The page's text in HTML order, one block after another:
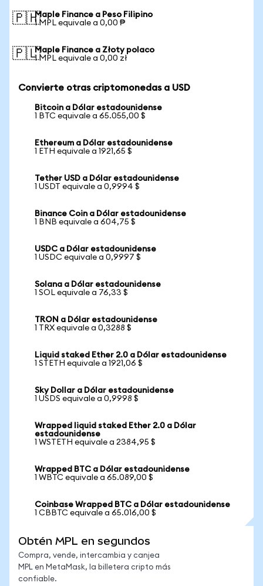
🇵🇭Maple Finance a Peso Filipino
1 MPL equivale a 0,00 ₱
🇵🇱Maple Finance a Złoty polaco
1 MPL equivale a 0,00 zł
Convierte otras criptomonedas a USD
Bitcoin a Dólar estadounidense
1 BTC equivale a 65.055,00 $
Ethereum a Dólar estadounidense
1 ETH equivale a 1921,65 $
Tether USD a Dólar estadounidense
1 USDT equivale a 0,9994 $
Binance Coin a Dólar estadounidense
1 BNB equivale a 604,75 $
USDC a Dólar estadounidense
1 USDC equivale a 0,9997 $
Solana a Dólar estadounidense
1 SOL equivale a 76,33 $
TRON a Dólar estadounidense
1 TRX equivale a 0,3288 $
Liquid staked Ether 2.0 a Dólar estadounidense
1 STETH equivale a 1921,06 $
Sky Dollar a Dólar estadounidense
1 USDS equivale a 0,9998 $
Wrapped liquid staked Ether 2.0 a Dólar
estadounidense
1 WSTETH equivale a 2384,95 $
Wrapped BTC a Dólar estadounidense
1 WBTC equivale a 65.089,00 $
Coinbase Wrapped BTC a Dólar estadounidense
1 CBBTC equivale a 65.016,00 $
Obtén MPL en segundos
Compra, vende, intercambia y canjea
MPL en MetaMask, la billetera cripto más
confiable.